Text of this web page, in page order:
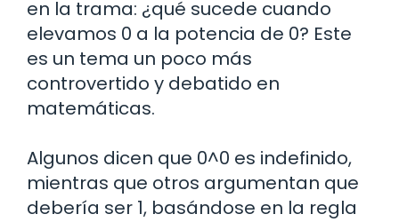
en la trama: ¿qué sucede cuando
elevamos 0 a la potencia de 0? Este
es un tema un poco más
controvertido y debatido en
matemáticas.
Algunos dicen que 0^0 es indefinido,
mientras que otros argumentan que
debería ser 1, basándose en la regla